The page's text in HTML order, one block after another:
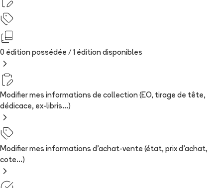
0 édition possédée / 1 édition disponibles
Modifier mes informations de collection (EO, tirage de tête,
dédicace, ex-libris...)
Modifier mes informations d'achat-vente (état, prix d'achat,
cote...)